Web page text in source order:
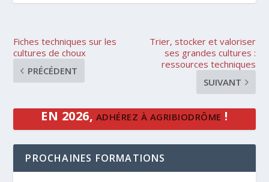
Fiches techniques sur les
cultures de choux
PRÉCÉDENT
Trier, stocker et valoriser
ses grandes cultures :
ressources techniques
SUIVANT
EN 2026, ADHÉREZ À AGRIBIODRÔME !
PROCHAINES FORMATIONS